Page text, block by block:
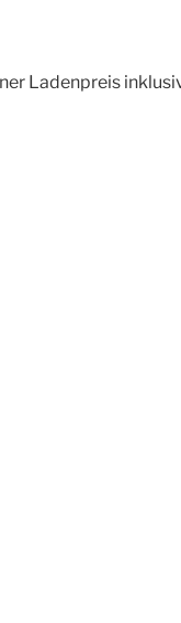
Ladenpreis